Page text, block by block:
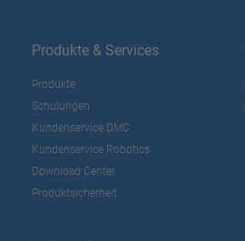
Produkte & Services
Produkte
Schulungen
Kundenservice DMC
Kundenservice Robotics
Download Center
Produktsicherheit